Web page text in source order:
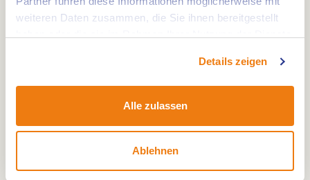
weiteren Daten zusammen, die Sie ihnen bereitgestellt
Details zeigen
Alle zulassen
Ablehnen
Reitunterricht für nichtbehinderte und
Die drei Freestyle-Ausbildungsformen
(Loosework, Groundwork und Double Long
Together in Balance (ein Kurs zur Verbesserung
der motorischen Fähigkeiten des Reiters),